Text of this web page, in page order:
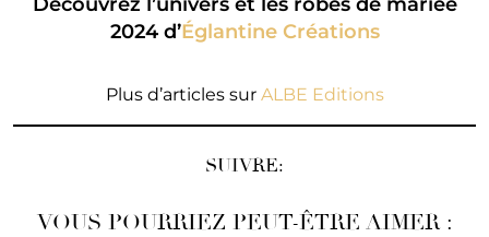
2024 d’Églantine Créations
Plus d’articles sur ALBE Editions
SUIVRE:
VOUS POURRIEZ PEUT-ÊTRE AIMER :